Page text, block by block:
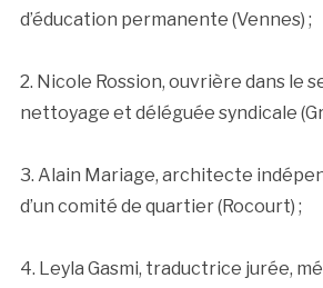
d’éducation permanente (Vennes) ;
2. Nicole Rossion, ouvrière dans le
nettoyage et déléguée syndicale
3. Alain Mariage, architecte
d’un comité de quartier (Rocourt) ;
4. Leyla Gasmi, traductrice jurée,